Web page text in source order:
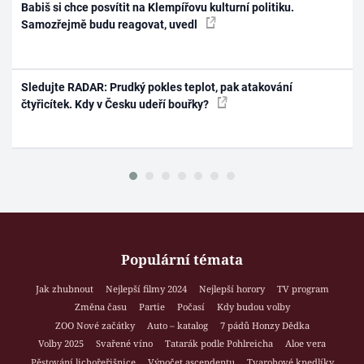
Babiš si chce posvítit na Klempířovu kulturní politiku.
Samozřejmě budu reagovat, uvedl
Sledujte RADAR: Prudký pokles teplot, pak atakování
čtyřicítek. Kdy v Česku udeří bouřky?
Populární témata
Jak zhubnout Nejlepší filmy 2024 Nejlepší horory
TV program
Změna času
Partie Počasí
Kdy budou volby
ZOO Nové začátky
Auto – katalog
7 pádů Honzy Dědka
Volby 2025
Svařené víno Tatarák podle Pohlreicha
Aloe vera